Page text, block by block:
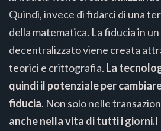
Quindi, invece di fidarci di una
della matematica. La fiducia in
decentralizzato viene creata
teorici e crittografia. La
quindi il potenziale per
fiducia. Non solo nelle
anche nella vita di tutti i giorni.